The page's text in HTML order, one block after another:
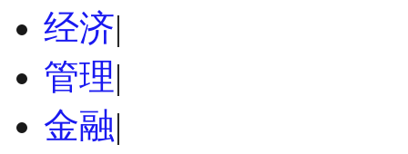
经济|
管理|
金融|